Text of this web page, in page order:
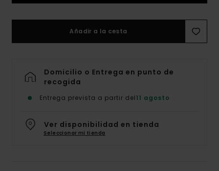
Añadir a la cesta
Domicilio o Entrega en punto de
recogida
Entrega prevista a partir del11 agosto
Ver disponibilidad en tienda
Seleccionar mi tienda